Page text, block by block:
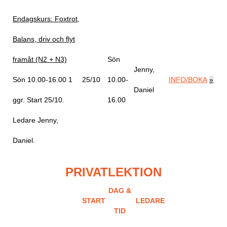
Endagskurs: Foxtrot,
Balans, driv och flyt
framåt (N2 + N3)
Sön 10.00-16.00 1
ggr. Start 25/10
Ledare Jenny,
Daniel
25/10
Sön
10.00-
16.00
Jenny,
Daniel
INFO/BOKA »
PRIVATLEKTION
START
DAG &
TID
LEDARE